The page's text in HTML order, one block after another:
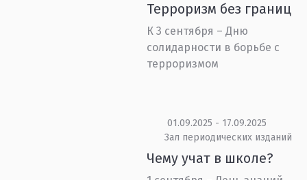
Терроризм без границ
К 3 сентября – Дню
солидарности в борьбе с
терроризмом
01.09.2025 - 17.09.2025
Зал периодических изданий
Чему учат в школе?